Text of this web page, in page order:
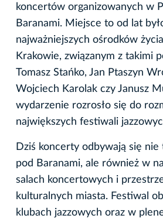
koncertów organizowanych w
Baranami. Miejsce to od lat
najważniejszych ośrodków
Krakowie, związanym z takimi
Tomasz Stańko, Jan Ptaszyn
Wojciech Karolak czy Janusz
wydarzenie rozrosło się do
największych festiwali
Dziś koncerty odbywają się
pod Baranami, ale również w
salach koncertowych i
kulturalnych miasta. Festiwal
klubach jazzowych oraz w